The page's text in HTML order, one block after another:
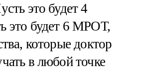
это будет 4
это будет 6 МРОТ,
которые доктор
в любой точке